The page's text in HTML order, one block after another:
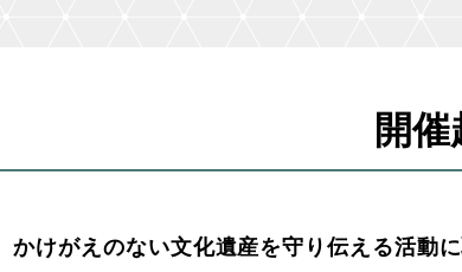
第18回受賞多田牧子さんの動画を公開しました。
開催
かけがえのない文化遺産を守り伝える活動